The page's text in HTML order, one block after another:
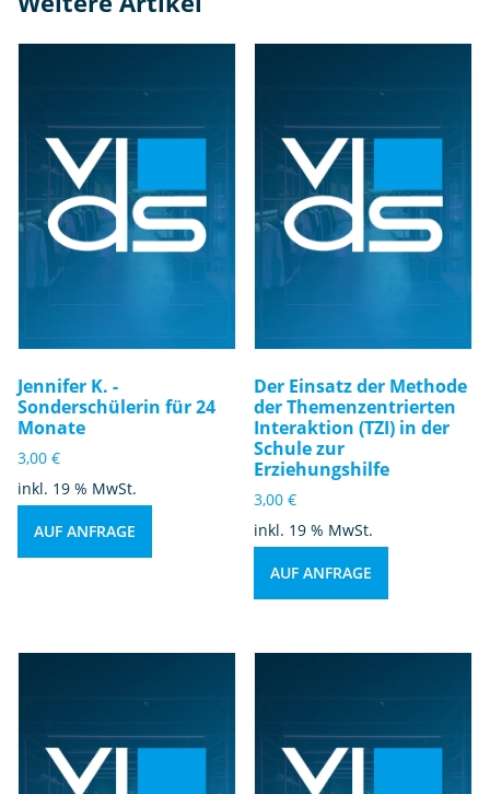
Jennifer K. -
Sonderschülerin für 24
Monate
3,00 €
inkl. 19 % MwSt.
AUF ANFRAGE
Der Einsatz der Methode
der Themenzentrierten
Interaktion (TZI) in der
Schule zur
Erziehungshilfe
3,00€
inkl. 19 % MwSt.
AUF ANFRAGE